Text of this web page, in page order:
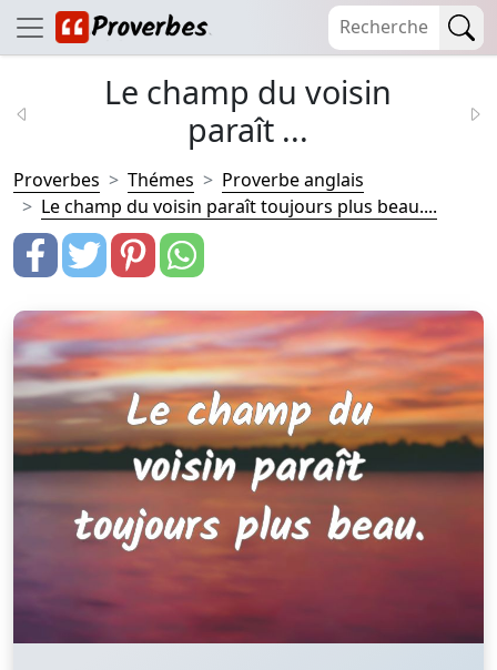
Le champ du voisin
paraît ...
Proverbes Thémes
Proverbe anglais
Le champ du voisin paraît toujours plus beau....